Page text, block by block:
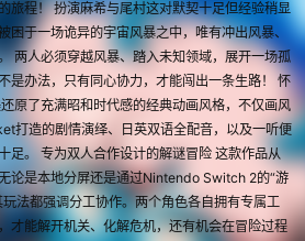
旅程！ 扮演麻希与尾村这对默契十足但经验稍显
困于一场诡异的宇宙风暴之中，唯有冲出风暴、
两人必须穿越风暴、踏入未知领域，展开一场孤
是办法，只有同心协力，才能闯出一条生路！ 怀
原了充满昭和时代感的经典动画风格，不仅画风
打造的剧情演绎、日英双语全配音，以及一听便
足。 专为双人合作设计的解谜冒险 这款作品从
论是本地分屏还是通过Nintendo Switch 2的“游
法都强调分工协作。两个角色各自拥有专属工
才能解开机关、化解危机，还有机会在冒险过程